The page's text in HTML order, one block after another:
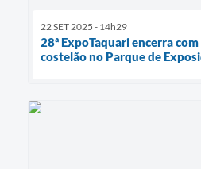
22 SET 2025 - 14h29
28ª ExpoTaquari encerra
costelão no Parque de